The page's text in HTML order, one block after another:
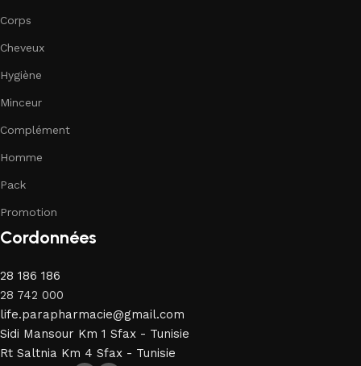
Corps
Cheveux
Hygiène
Minceur
Complément
Homme
Pack
Promotion
Cordonnées
28 186 186
28 742 000
life.parapharmacie@gmail.com
Sidi Mansour Km 1 Sfax - Tunisie
Rt Saltnia Km 4 Sfax - Tunisie